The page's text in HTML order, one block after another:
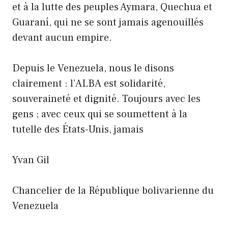
et à la lutte des peuples Aymara, Quechua et
Guaraní, qui ne se sont jamais agenouillés
devant aucun empire.
Depuis le Venezuela, nous le disons
clairement : l’ALBA est solidarité,
souveraineté et dignité. Toujours avec les
gens ; avec ceux qui se soumettent à la
tutelle des États-Unis, jamais
Yvan Gil
Chancelier de la République bolivarienne du
Venezuela